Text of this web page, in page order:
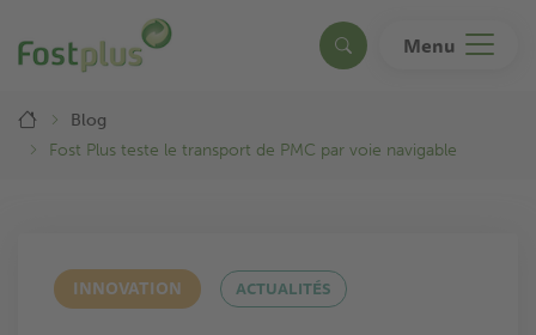
au
contenu
Search Menu
Breadcrumb
Blog
Fost Plus teste le transport de PMC par voie navigable
INNOVATION ACTUALITÉS